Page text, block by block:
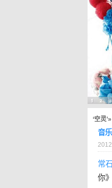
‘空灵’»
音
常
你